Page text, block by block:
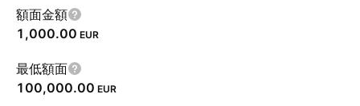
額面金額
1,000.00 EUR
最低額面
100,000.00 EUR